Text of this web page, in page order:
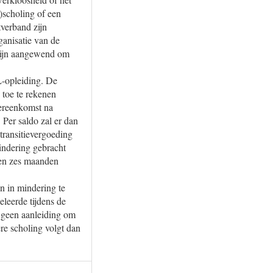
of een
zijn
van de
aangewend om
opleiding. De
te rekenen
na
saldo zal er dan
gebracht
zes maanden
in mindering te
tijdens de
aanleiding om
scholing volgt dan